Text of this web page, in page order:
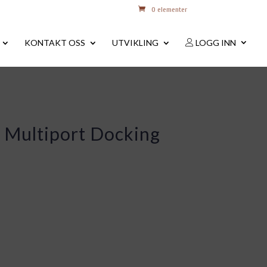
0 elementer
KONTAKT OSS UTVIKLING LOGG INN
Multiport Docking